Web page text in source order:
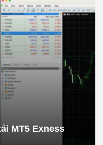
MT5 Exness